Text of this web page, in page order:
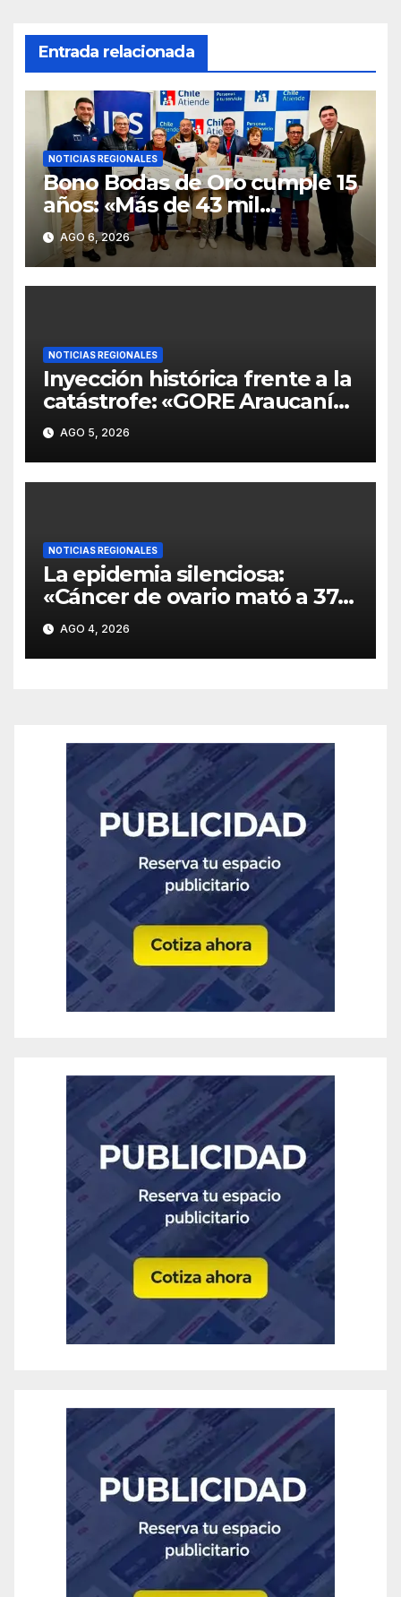
Entrada relacionada
NOTICIAS REGIONALES
Bono Bodas de Oro cumple 15
años: «Más de 43 mil
personas han sido
beneficiadas en La
Araucanía»
AGO 6, 2026
NOTICIAS REGIONALES
Inyección histórica frente a la
catástrofe: «GORE Araucanía
destinará $11 mil millones
directo a municipios y exige
Emergencia Agrícola
inmediata»
AGO 5, 2026
NOTICIAS REGIONALES
La epidemia silenciosa:
«Cáncer de ovario mató a 37
mujeres en La Araucanía en
2025 y FALP abre ensayos
clínicos ante la falta de test
AGO 4, 2026